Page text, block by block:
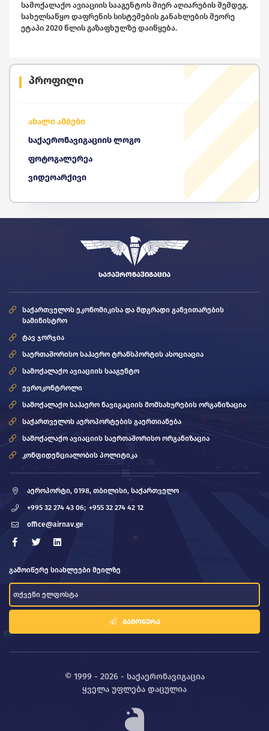
პროფილი
ახალი ამბები
საქაერონავიგაციის ლოგო
ფოტოგალერეა
ვიდეოარქივი
სამოქალაქო ავიაციის სააგენტოს მიერ აღიარების შემდეგ.
სახელსაწყო დაფრენის სისტემების განახლების მეორე
ეტაპი 2020 წლის გაზაფხულზე დაიწყება.
ᲡᲐᲥᲐᲔᲠᲝᲜᲐᲕᲘᲒᲐᲪᲘᲐ
საქართველოს ეკონომიკისა და მდგრადი განვითარების
სამინისტრო
ტავ ჯორჯია
საერთაშორისო საჰაერო ტრანსპორტის ასოციაცია
სამოქალაქო ავიაციის სააგენტო
ევროკონტროლი
სამოქალაქო საჰაერო ნავიგაციის მომსახურების ორგანიზაცია
საქართველოს აეროპორტების გაერთიანება
სამოქალაქო ავიაციის საერთაშორისო ორგანიზაცია
კონფიდენციალობის პოლიტიკა
აეროპორტი, 0198, თბილისი, საქართველო
+995 32 274 43 06; +955 32 274 42 12
office@airnav.ge
გამოიწერე სიახლეები მეილზე
ᲒᲐᲛᲝᲬᲔᲠᲐ
© 1999 - 2026 - საქაერონავიგაცია
ყველა უფლება დაცულია